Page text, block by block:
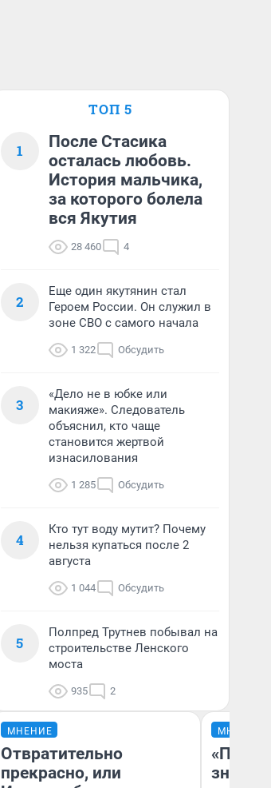
ТОП 5
1
После Стасика
осталась любовь.
История мальчика,
за которого болела
вся Якутия
28 460 4
2
Еще один якутянин стал
Героем России. Он служил в
зоне СВО с самого начала
1 322 Обсудить
3
«Дело не в юбке или
макияже». Следователь
объяснил, кто чаще
становится жертвой
изнасилования
1 285 Обсудить
4
Кто тут воду мутит? Почему
нельзя купаться после 2
августа
1 044 Обсудить
5
Полпред Трутнев побывал на
строительстве Ленского
моста
935 2
МНЕНИЕ
Отвратительно
прекрасно, или
МНЕНИЕ